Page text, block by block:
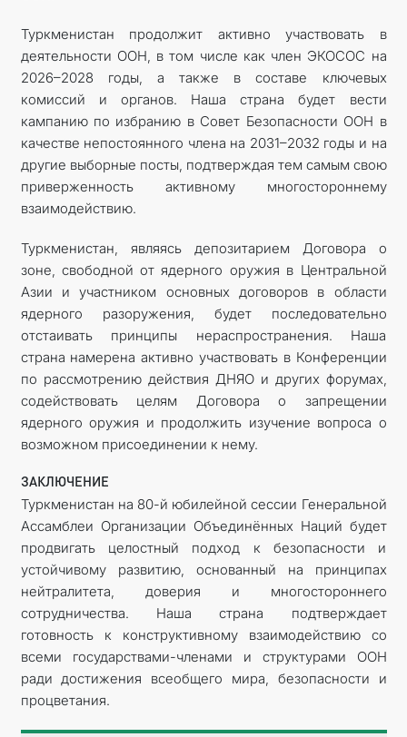
Туркменистан продолжит активно участвовать в
деятельности ООН, в том числе как член ЭКОСОС на
2026–2028 годы, а также в составе ключевых
комиссий и органов. Наша страна будет вести
кампанию по изб­ранию в Совет Безопасности ООН в
качестве непостоянного члена на 2031–2032 годы и на
другие выборные посты, подтверждая тем самым свою
приверженность активному многостороннему
взаимодействию.
Туркменистан, являясь депозитарием Договора о
зоне, свободной от ядерного оружия в Центральной
Азии и участником основных договоров в области
ядерного разоружения, будет последовательно
отстаивать принципы нераспространения. Наша
страна намерена активно участвовать в Конференции
по рассмотрению действия ДНЯО и других форумах,
содействовать целям Договора о запрещении
ядерного оружия и продолжить изучение вопроса о
возможном присоединении к нему.
ЗАКЛЮЧЕНИЕ
Туркменистан на 80-й юбилейной сессии Генеральной
Ассамблеи Организации Объединённых Наций будет
продвигать целостный подход к безопасности и
устойчивому развитию, основанный на принципах
нейтралитета, доверия и многостороннего
сотрудничества. Наша страна подтверждает
готовность к конструктивному взаимодействию со
всеми государствами-членами и структурами ООН
ради достижения всеобщего мира, безопасности и
процветания.